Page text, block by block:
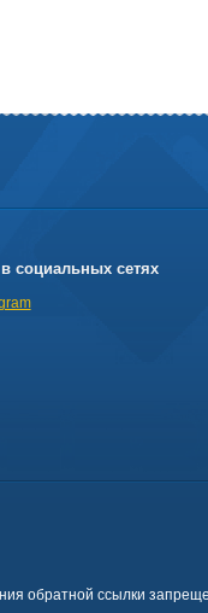
социальных сетях
обратной ссылки